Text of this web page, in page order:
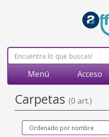
Menú Acceso
Carpetas (0 art.)